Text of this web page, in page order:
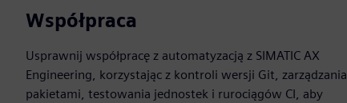
Współpraca
Usprawnij współpracę z automatyzacją z SIMATIC AX
Engineering, korzystając z kontroli wersji Git, zarządzania
pakietami, testowania jednostek i rurociągów CI, aby